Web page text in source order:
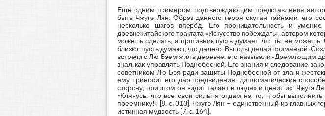
Ещё одним примером, подтверждающим представления
быть Чжугэ Лян. Образ данного героя окутан тайнами, его
несколько шагов вперёд. Его проницательность и
древнекитайского трактата «Искусство побеждать», автором
можешь сделать, а противник пусть думает, что ты не можешь.
близко, пусть думают, что далеко. Выгоды делай приманкой.
встречи с Лю Бэем жил в деревне, его называли «Дремлющим
знал, как управлять Поднебесной. Его знания и следование
советником Лю Бэя ради защиты Поднебесной от зла и
ему приносит его дар предвидения, дипломатические
сторону, при этом он видит талант в людях и ценит их. Чжугэ
«Клянусь, что все свои силы я отдам на то, чтобы
преемнику!» [8, c. 313]. Чжугэ Лян – единственный из главных
истинная мудрость [7, c. 164].